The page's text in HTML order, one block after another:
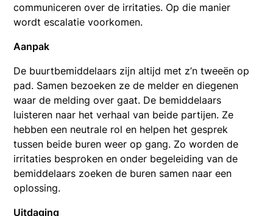
communiceren over de irritaties. Op die manier
wordt escalatie voorkomen.
Aanpak
De buurtbemiddelaars zijn altijd met z’n tweeën op
pad. Samen bezoeken ze de melder en diegenen
waar de melding over gaat. De bemiddelaars
luisteren naar het verhaal van beide partijen. Ze
hebben een neutrale rol en helpen het gesprek
tussen beide buren weer op gang. Zo worden de
irritaties besproken en onder begeleiding van de
bemiddelaars zoeken de buren samen naar een
oplossing.
Uitdaging